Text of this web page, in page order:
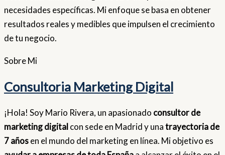
necesidades específicas. Mi enfoque se basa en obtener
resultados reales y medibles que impulsen el crecimiento
de tu negocio.
SobreMi
Consultoria Marketing Digital
¡Hola! Soy Mario Rivera, un apasionado consultor de
marketing digitalcon sede en Madrid y unatrayectoria de
7 añosen el mundo del marketing en línea. Mi objetivo es